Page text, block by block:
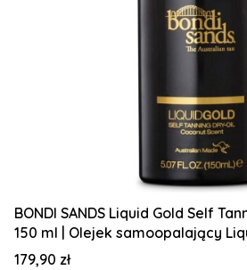
BONDI SANDS Liquid Gold Self
150 ml | Olejek samoopalający
Cena
179,90 zł